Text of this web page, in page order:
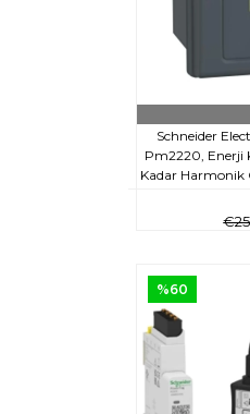
Schneider
Pm2220, Enerji
Kadar Harmonik
%60